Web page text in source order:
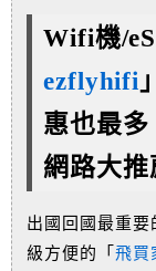
Wifi機/
ezflyhifi
惠也最多
網路大推
出國回國最重
級方便的「飛買